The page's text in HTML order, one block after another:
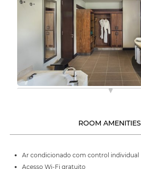
ROOM AMENITIES
Ar condicionado com control individual
Acesso Wi-Fi gratuito